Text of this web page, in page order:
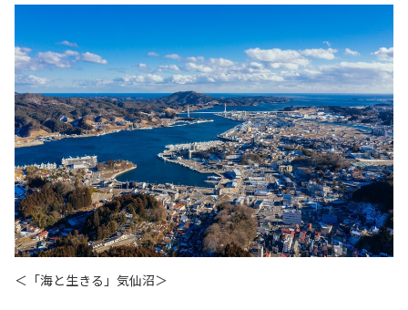
＜「海と生きる」気仙沼＞